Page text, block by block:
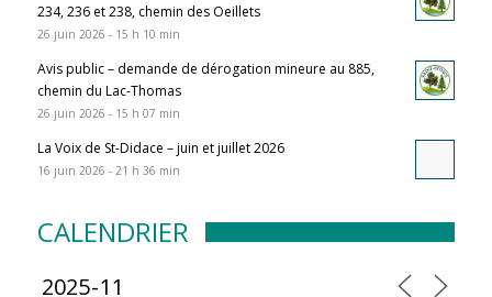
234, 236 et 238, chemin des Oeillets
26 juin 2026 - 15 h 10 min
Avis public – demande de dérogation mineure au 885,
chemin du Lac-Thomas
26 juin 2026 - 15 h 07 min
La Voix de St-Didace – juin et juillet 2026
16 juin 2026 - 21 h 36 min
CALENDRIER